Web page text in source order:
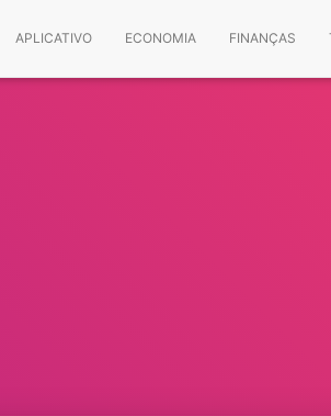
APLICATIVO ECONOMIA FINANÇAS